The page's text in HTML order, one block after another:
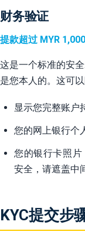
财务验证
提款超过 MYR
这是一个标准的安
是您本人的。这可
显示您完整账户
您的网上银行个
您的银行卡照
安全，请遮盖中
KYC提交步